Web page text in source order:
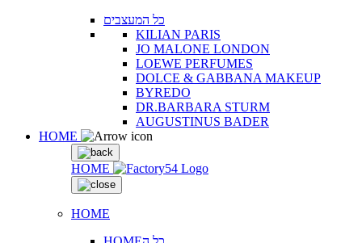
כל המעצבים
KILIAN PARIS
JO MALONE LONDON
LOEWE PERFUMES
DOLCE & GABBANA MAKEUP
BYREDO
DR.BARBARA STURM
AUGUSTINUS BADER
HOME
HOME
HOME